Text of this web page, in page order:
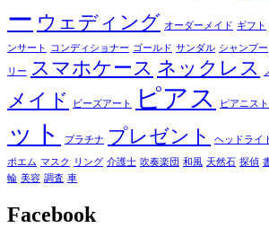
ー ウェディング オーダーメイド ギフト
ンサート コンディショナー ゴールド サンダル シャンプー
リー スマホケース ネックレス
メイド
ビーズアート ピアス ピアニスト
ット
プラチナ プレゼント ヘッドライ
ポエム マスク リング 介護士 吹奏楽団 和風 天然石 探偵
輪 美容 調査 車
Facebook